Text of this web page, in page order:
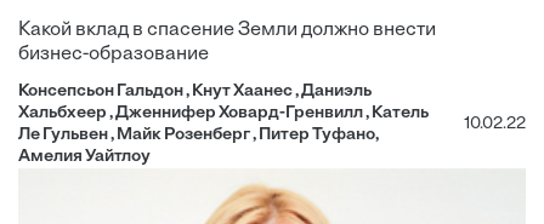
Какой вклад в спасение Земли должно внести
бизнес-образование
Консепсьон Гальдон , Кнут Хаанес , Даниэль
Хальбхеер , Дженнифер Ховард-Гренвилл , Катель
Ле Гульвен , Майк Розенберг , Питер Туфано,
Амелия Уайтлоу
10.02.22